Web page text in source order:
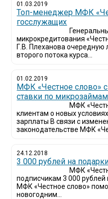
01.03.2019
Топ-менеджер МФК
госслужащих
микрокредитования
Г.В. Плеханова очередную
второго потока курса...
01.02.2019
МФК «Честное слово»
ставки по
МФК
клиентам о новых
зарплаты В связи с
законодательстве МФК
24.12.2018
3 000 рублей на
МФК
подписчикам 3 000
МФК «Честное слово»
новогодним...